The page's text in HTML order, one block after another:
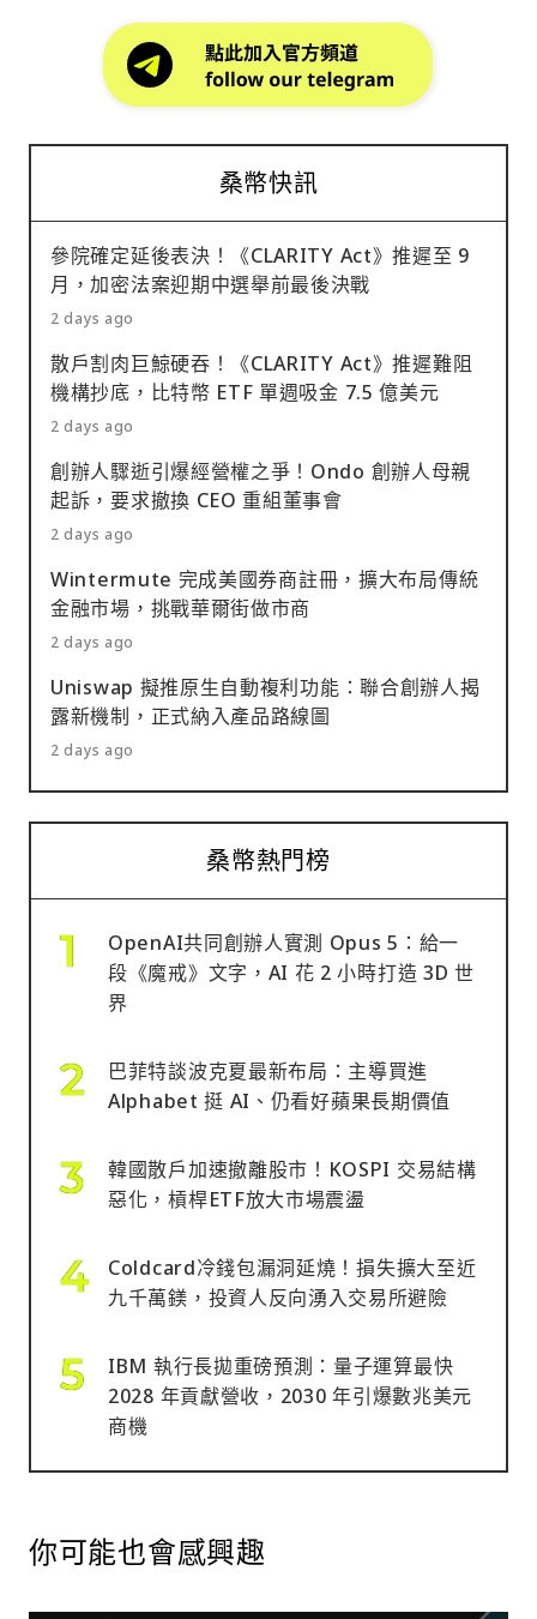
桑幣快訊
參院確定延後表決！《CLARITY Act》推遲至 9
月，加密法案迎期中選舉前最後決戰
2 days ago
散戶割肉巨鯨硬吞！《CLARITY Act》推遲難阻
機構抄底，比特幣 ETF 單週吸金 7.5 億美元
2 days ago
創辦人驟逝引爆經營權之爭！Ondo 創辦人母親
起訴，要求撤換 CEO 重組董事會
2 days ago
Wintermute 完成美國券商註冊，擴大布局傳統
金融市場，挑戰華爾街做市商
2 days ago
Uniswap 擬推原生自動複利功能：聯合創辦人揭
露新機制，正式納入產品路線圖
2 days ago
桑幣熱門榜
OpenAI共同創辦人實測 Opus 5：給一
段《魔戒》文字，AI 花 2 小時打造 3D 世
界
巴菲特談波克夏最新布局：主導買進
Alphabet 挺 AI、仍看好蘋果長期價值
韓國散戶加速撤離股市！KOSPI 交易結構
惡化，槓桿ETF放大市場震盪
Coldcard冷錢包漏洞延燒！損失擴大至近
九千萬鎂，投資人反向湧入交易所避險
IBM 執行長拋重磅預測：量子運算最快
2028 年貢獻營收，2030 年引爆數兆美元
商機
你可能也會感興趣